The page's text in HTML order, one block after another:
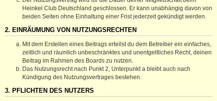
Heinkel Club Deutschland geschlossen. Er kann unabhängig davon von
beiden Seiten ohne Einhaltung einer Frist jederzeit gekündigt werden.
2. EINRÄUMUNG VON NUTZUNGSRECHTEN
Mit dem Erstellen eines Beitrags erteilst du dem Betreiber ein einfaches,
zeitlich und räumlich unbeschränktes und unentgeltliches Recht, deinen
Beitrag im Rahmen des Boards zu nutzen.
Das Nutzungsrecht nach Punkt 2, Unterpunkt a bleibt auch nach
Kündigung des Nutzungsvertrages bestehen.
3. PFLICHTEN DES NUTZERS